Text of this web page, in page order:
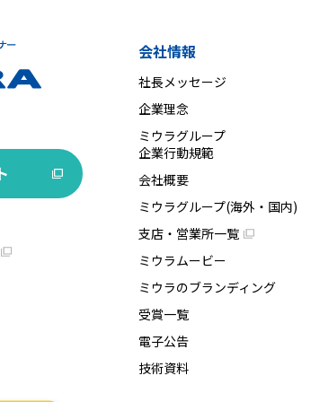
会社情報
社長メッセージ
企業理念
ミウラグループ
企業行動規範
会社概要
ミウラグループ(海外・国内)
支店・営業所一覧
ミウラムービー
ミウラのブランディング
受賞一覧
電子公告
技術資料